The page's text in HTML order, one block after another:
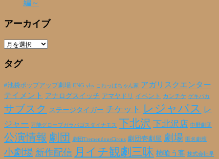
編～
アーカイブ
ア
カ
ブ
タグ
#池袋ポップアップ劇場 ENG yhs こわっぱちゃん家 アガリスクエンター
テイメント アナログスイッチ アマヤドリ イベント カンチケ ゲキバカ
サブスク ステージタイガー チケット レジャパス レ
ジャー 万能グローブガラパゴスダイナモス 下北沢 下北沢店 中野劇団
公演情報 劇団 劇団TremendousCircus 劇団壱劇屋 劇場 匿名劇壇
小劇場 新作配信 月イチ観劇三昧 柿喰う客 株式会社早